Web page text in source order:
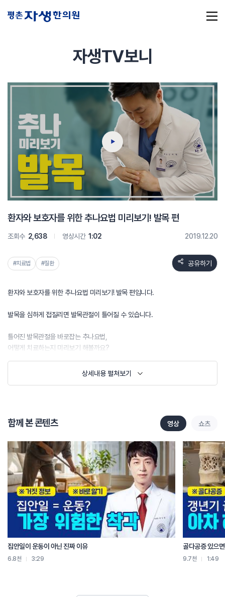
#척추압박골절
#허리디스크 #목디스크
자생TV보니
환자와 보호자를 위한 추나요법 미리보기! 발목 편
조회수 2,638 영상시간 1:02 2019.12.20
#치료법 #질환 공유하기
환자와 보호자를 위한 추나요법 미리보기! 발목 편입니다.
발목을 심하게 접질리면 발목관절이 틀어질 수 있습니다.
틀어진 발목관절을 바로잡는 추나요법,
어떻게 치료하는지 미리보기 해볼까요?
상세내용 펼쳐보기
함께 본 콘텐츠 영상 쇼츠
집안일이 운동이 아닌 진짜 이유
6.8천 3:29
골다공증 있으
9.7천 1:49